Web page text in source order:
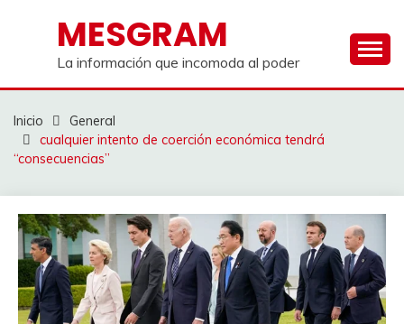
contenidoMESGRAM
La información que incomoda al poder
Inicio
General
cualquier intento de coerción económica tendrá
“consecuencias”